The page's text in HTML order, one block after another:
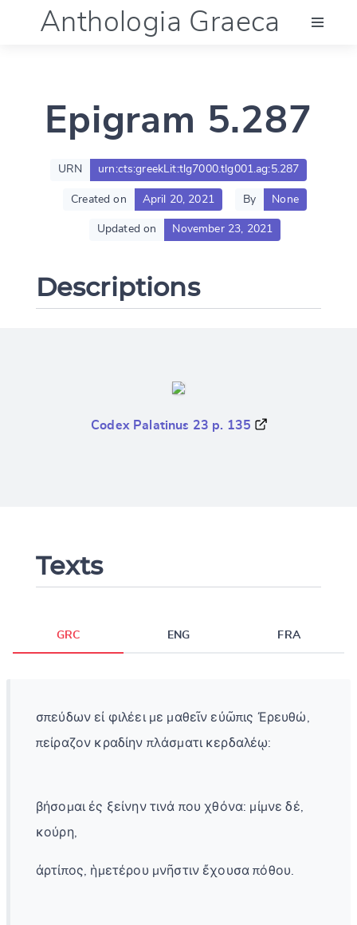
Anthologia Graeca
Language (en)
Documentation
Epigram 5.287
URN urn:cts:greekLit:tlg7000.tlg001.ag:5.287
Created on April 20, 2021 By None
Updated on November 23, 2021
Descriptions
Codex Palatinus 23 p. 135
Texts
GRC ENG FRA
σπεύδων εἰ φιλέει με μαθεῖν εὐῶπις Ἐρευθώ,
πείραζον κραδίην πλάσματι κερδαλέῳ:
βήσομαι ἐς ξείνην τινά που χθόνα: μίμνε δέ,
κούρη,
ἀρτίπος, ἡμετέρου μνῆστιν ἔχουσα πόθου.